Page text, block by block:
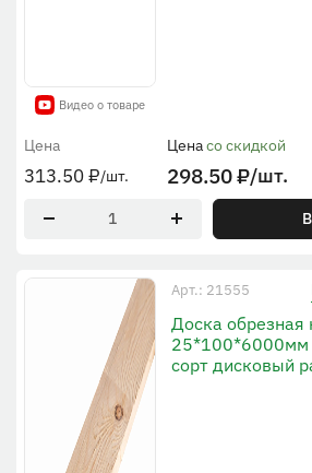
Видео о товаре
Цена
313.50₽/шт.
Ценасо скидкой
298.50₽/шт.
Арт.: 21555
Доска обрезная
25*100*6000мм
сорт дисковый